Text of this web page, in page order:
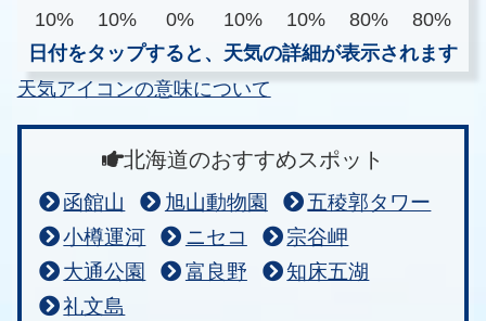
10%
10% 0% 10% 10% 80%
80%
日付をタップすると、天気の詳細が表示されます
天気アイコンの意味について
北海道のおすすめスポット
函館山 旭山動物園
五稜郭タワー
小樽運河
ニセコ
宗谷岬
大通公園
富良野
知床五湖
礼文島